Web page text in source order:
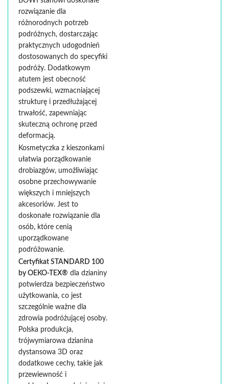
rozwiązanie dla
różnorodnych potrzeb
podróżnych, dostarczając
praktycznych udogodnień
dostosowanych do specyfiki
podróży. Dodatkowym
atutem jest obecność
podszewki, wzmacniającej
strukturę i przedłużającej
trwałość, zapewniając
skuteczną ochronę przed
deformacją.
Kosmetyczka z kieszonkami
ułatwia porządkowanie
drobiazgów, umożliwiając
osobne przechowywanie
większych i mniejszych
akcesoriów. Jest to
doskonałe rozwiązanie dla
osób, które cenią
uporządkowane
podróżowanie.
Certyfikat STANDARD 100
by OEKO-TEX® dla dzianiny
potwierdza bezpieczeństwo
użytkowania, co jest
szczególnie ważne dla
zdrowia podróżującej osoby.
Polska produkcja,
trójwymiarowa dzianina
dystansowa 3D oraz
dodatkowe cechy, takie jak
przewiewność i